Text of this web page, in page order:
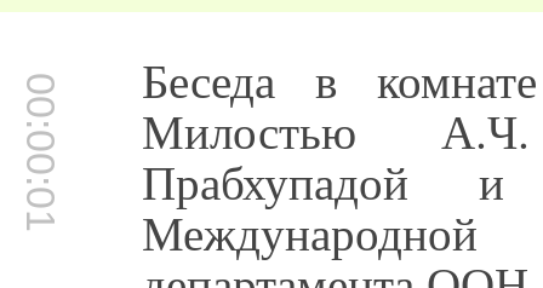
00:00:01 Беседа в
Милостью А.Ч.
Прабхупадой